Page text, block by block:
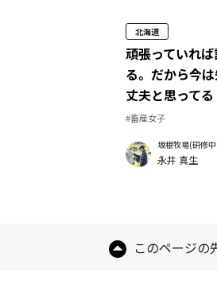
北海道
頑張っていれ
る。だから今
丈夫と思ってる
#畜産女子
坂根牧場(研修
永井 真生
このページの